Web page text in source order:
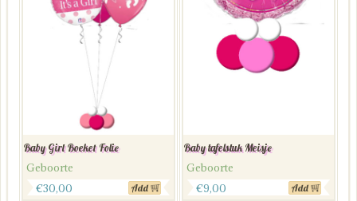
Baby Girl Boeket Folie
Geboorte
€30,00 Add
Baby tafelstuk Meisje
Geboorte
€9,00 Add